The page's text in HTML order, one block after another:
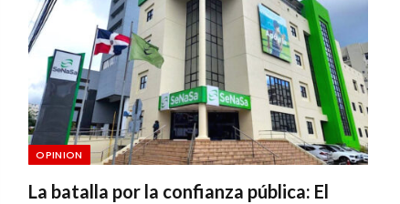
OPINION
La batalla por la confianza pública: El